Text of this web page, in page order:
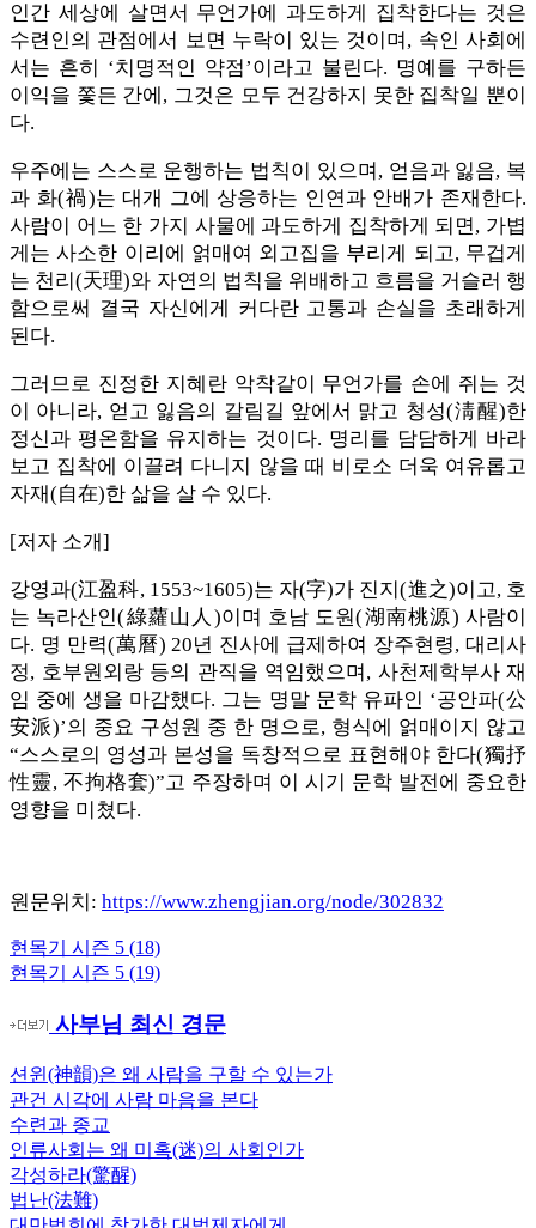
인간 세상에 살면서 무언가에 과도하게 집착한다는 것은
수련인의 관점에서 보면 누락이 있는 것이며, 속인 사회에
서는 흔히 ‘치명적인 약점’이라고 불린다. 명예를 구하든
이익을 쫓든 간에, 그것은 모두 건강하지 못한 집착일 뿐이
다.
우주에는 스스로 운행하는 법칙이 있으며, 얻음과 잃음, 복
과 화(禍)는 대개 그에 상응하는 인연과 안배가 존재한다.
사람이 어느 한 가지 사물에 과도하게 집착하게 되면, 가볍
게는 사소한 이리에 얽매여 외고집을 부리게 되고, 무겁게
는 천리(天理)와 자연의 법칙을 위배하고 흐름을 거슬러 행
함으로써 결국 자신에게 커다란 고통과 손실을 초래하게
된다.
그러므로 진정한 지혜란 악착같이 무언가를 손에 쥐는 것
이 아니라, 얻고 잃음의 갈림길 앞에서 맑고 청성(淸醒)한
정신과 평온함을 유지하는 것이다. 명리를 담담하게 바라
보고 집착에 이끌려 다니지 않을 때 비로소 더욱 여유롭고
자재(自在)한 삶을 살 수 있다.
[저자 소개]
강영과(江盈科, 1553~1605)는 자(字)가 진지(進之)이고, 호
는 녹라산인(綠蘿山人)이며 호남 도원(湖南桃源) 사람이
다. 명 만력(萬曆) 20년 진사에 급제하여 장주현령, 대리사
정, 호부원외랑 등의 관직을 역임했으며, 사천제학부사 재
임 중에 생을 마감했다. 그는 명말 문학 유파인 ‘공안파(公
安派)’의 중요 구성원 중 한 명으로, 형식에 얽매이지 않고
“스스로의 영성과 본성을 독창적으로 표현해야 한다(獨抒
性靈, 不拘格套)”고 주장하며 이 시기 문학 발전에 중요한
영향을 미쳤다.
원문위치: https://www.zhengjian.org/node/302832
글
비
게
이
션
Previous
Post:
현목기 시즌 5 (18)
Next
현목기 시즌 5 (19)
사부님 최신 경문
션윈(神韻)은 왜 사람을 구할 수 있는가
관건 시각에 사람 마음을 본다
수련과 종교
인류사회는 왜 미혹(迷)의 사회인가
각성하라(驚醒)
법난(法難)